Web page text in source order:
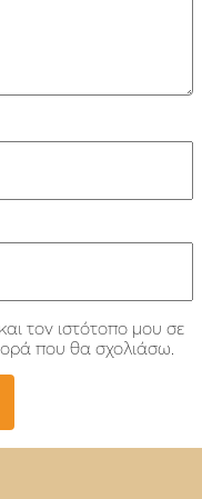
τον ιστότοπο μου σε
που θα σχολιάσω.